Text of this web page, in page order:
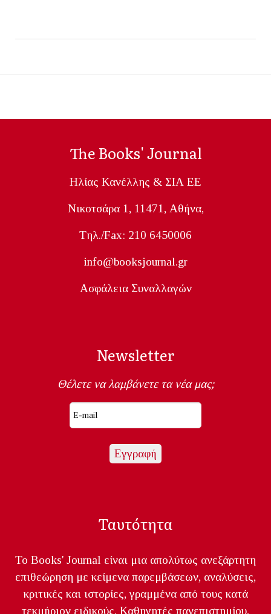
The Books' Journal
Ηλίας Κανέλλης & ΣΙΑ ΕΕ
Nικοτσάρα 1, 11471, Aθήνα,
Tηλ./Fax: 210 6450006
info@booksjournal.gr
Ασφάλεια Συναλλαγών
Newsletter
Θέλετε να λαμβάνετε τα νέα μας;
Ταυτότητα
Το Books' Journal είναι μια απολύτως ανεξάρτητη
επιθεώρηση με κείμενα παρεμβάσεων, αναλύσεις,
κριτικές και ιστορίες, γραμμένα από τους κατά
τεκμήριον ειδικούς. Καθηγητές πανεπιστημίου,